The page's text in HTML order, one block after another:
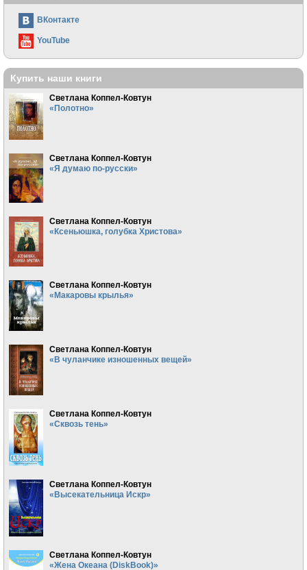
ВКонтакте
YouTube
Купить наши книги
Светлана Коппел-Ковтун
«Полотно»
Светлана Коппел-Ковтун
«Я думаю по-русски»
Светлана Коппел-Ковтун
«Ксеньюшка, голубка Христова»
Светлана Коппел-Ковтун
«Макаровы крылья»
Светлана Коппел-Ковтун
«В чуланчике изношенных вещей»
Светлана Коппел-Ковтун
«Сквозь тень»
Светлана Коппел-Ковтун
«Высекательница Искр»
Светлана Коппел-Ковтун
«Жена Океана (DiskBook)»